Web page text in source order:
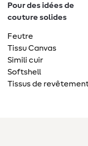
Pour des idées de
couture solides
Feutre
Tissu Canvas
Simili cuir
Softshell
Tissus de